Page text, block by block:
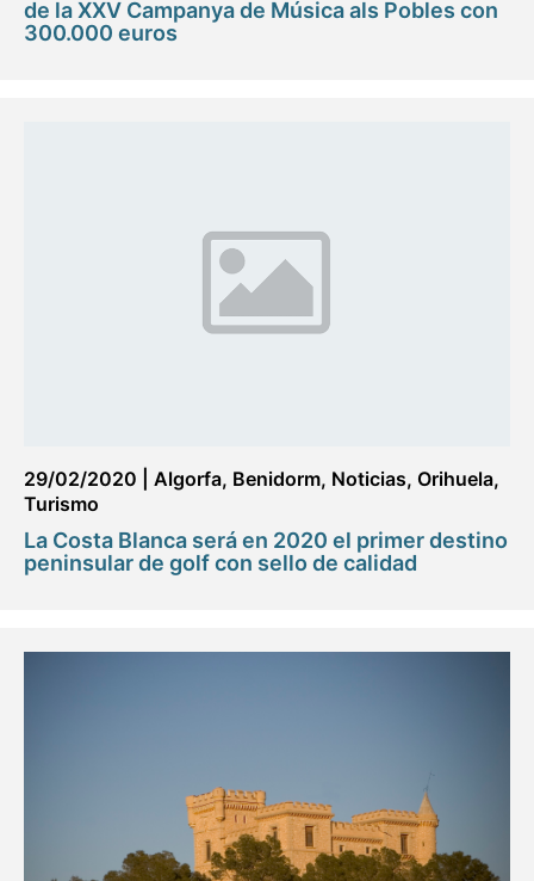
de la XXV Campanya de Música als Pobles con
300.000 euros
29/02/2020 Algorfa, Benidorm, Noticias, Orihuela,
Turismo
La Costa Blanca será en 2020 el primer destino
peninsular de golf con sello de calidad